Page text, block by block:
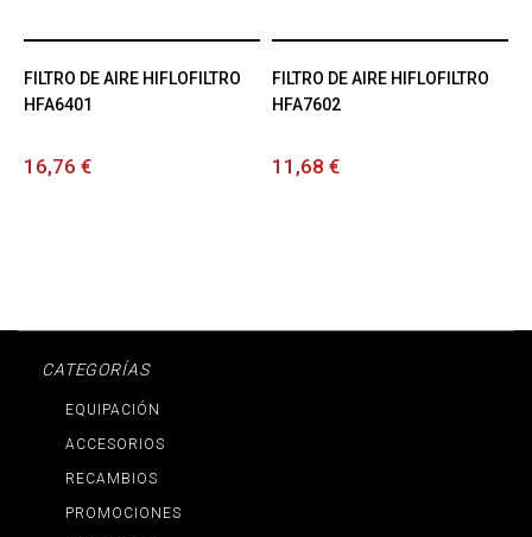
FILTRO DE AIRE HIFLOFILTRO
HFA6401
16,76 €
FILTRO DE AIRE HIFLOFILTRO
HFA7602
11,68 €
CATEGORÍAS
EQUIPACIÓN
ACCESORIOS
RECAMBIOS
PROMOCIONES